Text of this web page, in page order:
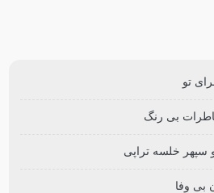
تو
خاطرات بی رنگ
سپهر خلسه تراپی
بی وفا